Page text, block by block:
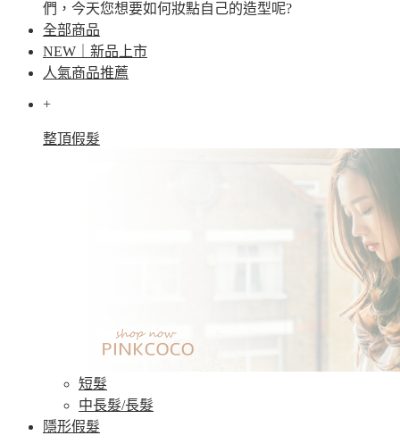
們，今天您想要如何妝點自己的造型呢?
全部商品
NEW｜新品上市
人氣商品推薦
+
整頂假髮
短髮
中長髮/長髮
隱形假髮